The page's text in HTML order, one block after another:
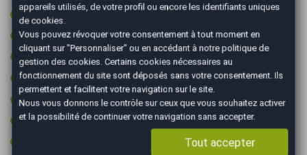
Palettes au volant
Phares directionnels
Première main
Prise 12v
Prise audio USB
Radar arrière de détection d'obstacles
Radar avant de détection d'obstacles
appareils utilisés, de votre profil ou encore les identifiants uniques
de cookies.
Vous pouvez révoquer votre consentement à tout moment en
cliquant sur "Personnaliser" ou en accédant à notre politique de
gestion des cookies. Certains cookies nécessaires au
fonctionnement du site sont déposés sans votre consentement. Ils
permettent et facilitent votre navigation sur le site.
Nous vous donnons le contrôle sur ceux que vous souhaitez activer
et la possibilité de continuer votre navigation sans accepter.
Tout accepter